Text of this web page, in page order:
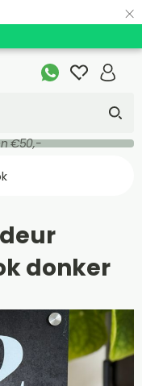
×
€50,-
donker